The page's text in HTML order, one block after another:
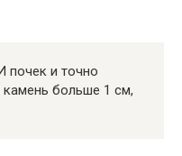
почек и точно
больше 1 см,